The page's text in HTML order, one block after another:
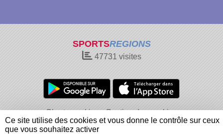
SPORTSREGIONS
47731 visites
Charte cookies
Gestion des cookies
Informations légales
Signaler un contenu inapproprié
Ce site utilise des cookies et vous donne le contrôle sur ceux
que vous souhaitez activer